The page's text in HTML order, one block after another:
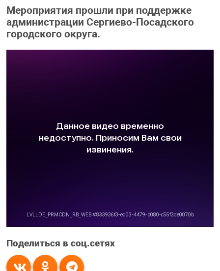
Мероприятия прошли при поддержке
администрации Сергиево-Посадского
городского округа.
Поделиться в соц.сетях